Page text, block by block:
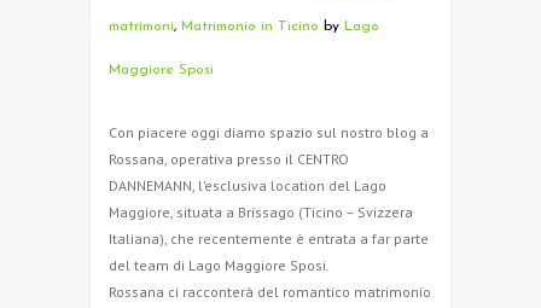
matrimoni, Matrimonio in Ticino by Lago
Maggiore Sposi
Con piacere oggi diamo spazio sul nostro blog a
Rossana, operativa presso il CENTRO
DANNEMANN, l’esclusiva location del Lago
Maggiore, situata a Brissago (Ticino – Svizzera
Italiana), che recentemente è entrata a far parte
del team di Lago Maggiore Sposi.
Rossana ci racconterà del romantico matrimonio